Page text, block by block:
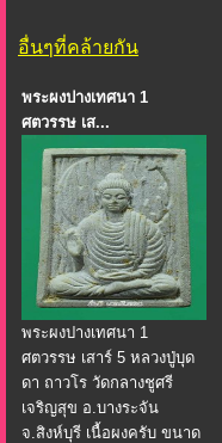
อื่นๆที่คล้ายกัน
พระผงปางเทศนา 1
ศตวรรษ เส...
พระผงปางเทศนา 1
ศตวรรษ เสาร์ 5 หลวงปู่บุด
ดา ถาวโร วัดกลางชูศรี
เจริญสุข อ.บางระจัน
จ.สิงห์บุรี เนื้อผงครับ ขนาด